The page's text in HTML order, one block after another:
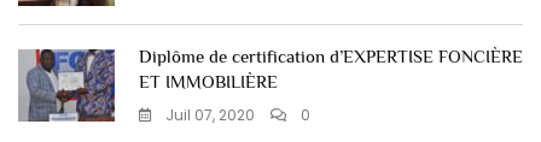
Diplôme de certification d’EXPERTISE FONCIÈRE
ET IMMOBILIÈRE
Juil 07, 2020
0